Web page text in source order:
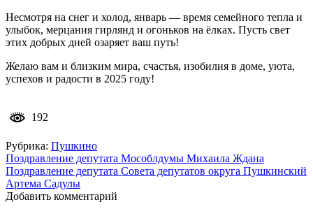
Несмотря на снег и холод, январь — время семейного тепла и
улыбок, мерцания гирлянд и огоньков на ёлках. Пусть свет
этих добрых дней озаряет ваш путь!
Желаю вам и близким мира, счастья, изобилия в доме, уюта,
успехов и радости в 2025 году!
192
Рубрика: Пушкино
Навигация
по
записям
Поздравление депутата Мособлдумы Михаила Ждана
Поздравление депутата Совета депутатов округа Пушкинский
Артема Садулы
Добавить комментарий